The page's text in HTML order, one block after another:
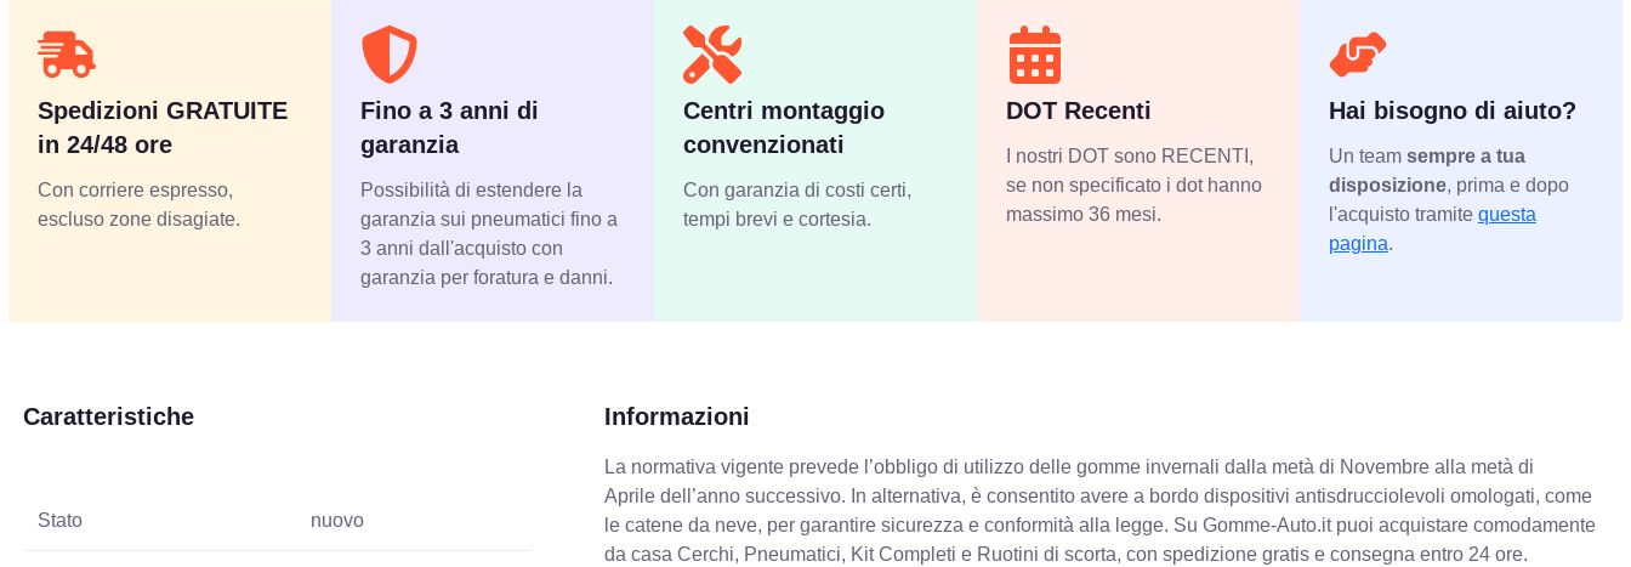
Spedizioni GRATUITE
in 24/48 ore
Con corriere espresso,
escluso zone disagiate.
Fino a 3 anni di
garanzia
Possibilità di estendere la
garanzia sui pneumatici fino a
3 anni dall'acquisto con
garanzia per foratura e danni.
Centri montaggio
convenzionati
Con garanzia di costi certi,
tempi brevi e cortesia.
DOT Recenti
I nostri DOT sono RECENTI,
se non specificato i dot hanno
massimo 36 mesi.
Hai bisogno di aiuto?
Un team sempre a tua
disposizione, prima e dopo
l'acquisto tramite questa
pagina.
Caratteristiche
Stato nuovo
Informazioni
La normativa vigente prevede l’obbligo di utilizzo delle gomme invernali dalla metà di Novembre alla metà di
Aprile dell’anno successivo. In alternativa, è consentito avere a bordo dispositivi antisdrucciolevoli omologati, come
le catene da neve, per garantire sicurezza e conformità alla legge. Su Gomme-Auto.it puoi acquistare comodamente
da casa Cerchi, Pneumatici, Kit Completi e Ruotini di scorta, con spedizione gratis e consegna entro 24 ore.